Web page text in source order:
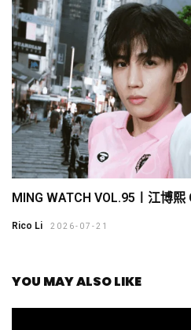
MING WATCH VOL.95〡江博
Rico Li 2026-07-21
YOU MAY ALSO LIKE